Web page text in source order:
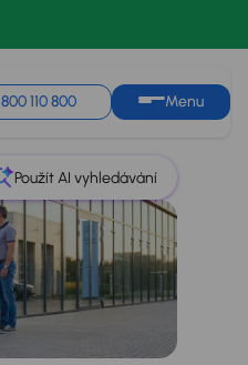
800 110 800 Menu
Použít AI vyhledávání